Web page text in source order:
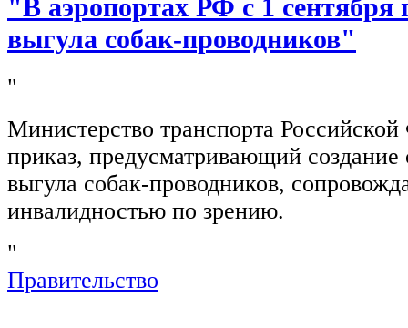
"В аэропортах РФ с 1 сентября
выгула собак-проводников"
"
Министерство транспорта
приказ, предусматривающий создание
выгула собак-проводников,
инвалидностью по зрению.
"
Правительство